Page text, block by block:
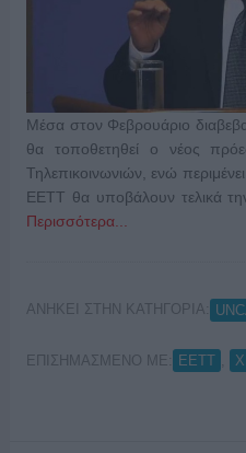
Μέσα στον Φεβρουάριο
θα τοποθετηθεί ο νέος
Τηλεπικοινωνιών, ενώ
ΕΕΤΤ θα υποβάλουν τελικά
Περισσότερα...
ΑΝΗΚΕΙ ΣΤΗΝ ΚΑΤΗΓΟΡΙΑ:
ΕΠΙΣΗΜΑΣΜΕΝΟ ΜΕ: ΕΕΤΤ